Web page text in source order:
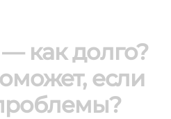
как долго?
если